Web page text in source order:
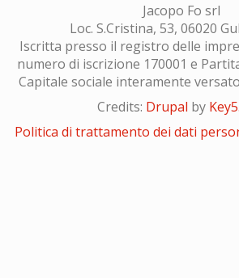
Jacopo Fo srl
Loc. S.Cristina, 53, 06020
Iscritta presso il registro delle
numero di iscrizione 170001 e
Capitale sociale interamente
Credits: Drupal by
Politica di trattamento dei dati